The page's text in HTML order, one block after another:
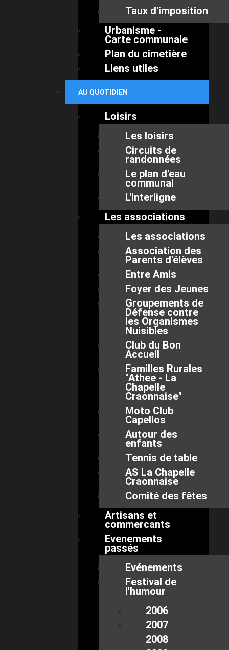
Taux d'imposition
Urbanisme -
Carte communale
Plan du cimetière
Liens utiles
AU QUOTIDIEN
Loisirs
Les loisirs
Circuits de
randonnées
Le plan d'eau
communal
L'interligne
Les associations
Les associations
Association des
Parents d'élèves
Entre Amis
Foyer des Jeunes
Groupements de
Défense contre
les Organismes
Nuisibles
Club du Bon
Accueil
Familles Rurales
"Athee - La
Chapelle
Craonnaise"
Moto Club
Capellos
Autour des
enfants
Tennis de table
AS La Chapelle
Craonnaise
Comité des fêtes
Artisans et
commercants
Evenements
passés
Evénements
Festival de
l'humour
2006
2007
2008